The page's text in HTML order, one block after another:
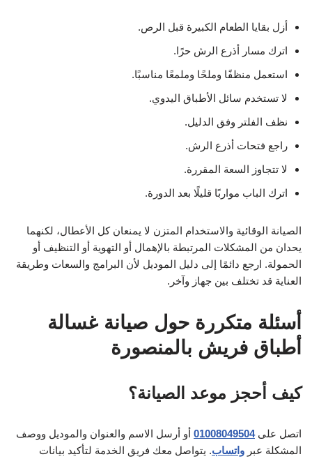
أزل بقايا الطعام الكبيرة قبل الرص.
اترك مسار أذرع الرش حرًا.
استعمل منظفًا وملحًا وملمعًا مناسبًا.
لا تستخدم سائل الأطباق اليدوي.
نظف الفلتر وفق الدليل.
راجع فتحات أذرع الرش.
لا تتجاوز السعة المقررة.
اترك الباب مواربًا قليلًا بعد الدورة.
الصيانة الوقائية والاستخدام المتزن لا يمنعان كل الأعطال، لكنهما
يحدان من المشكلات المرتبطة بالإهمال أو التهوية أو التنظيف أو
الحمولة. ارجع دائمًا إلى دليل الموديل لأن البرامج والسعات وطريقة
العناية قد تختلف بين جهاز وآخر.
أسئلة متكررة حول صيانة غسالة
أطباق فريش بالمنصورة
كيف أحجز موعد الصيانة؟
اتصل على01008049504 أو أرسل الاسم والعنوان والموديل ووصف
المشكلة عبر واتساب. يتواصل معك فريق الخدمة لتأكيد بيانات